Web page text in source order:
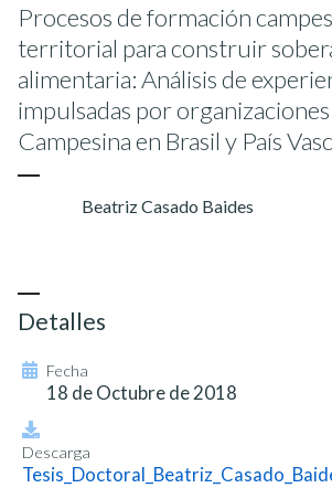
Procesos de formación
territorial para construir
alimentaria: Análisis de
impulsadas por organizaciones
Campesina en Brasil y País
Beatriz Casado Baides
Detalles
Fecha
18 de Octubre de 2018
Descarga